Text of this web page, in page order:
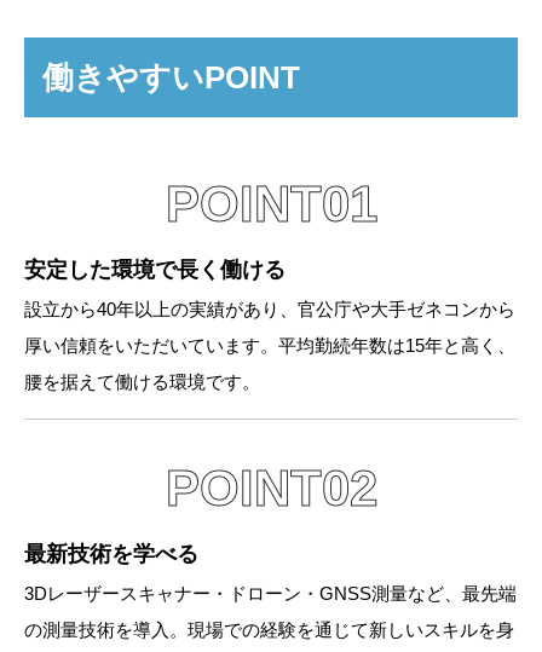
働きやすいPOINT
POINT01
安定した環境で長く働ける
設立から40年以上の実績があり、官公庁や大手ゼネコンから
厚い信頼をいただいています。平均勤続年数は15年と高く、
腰を据えて働ける環境です。
POINT02
最新技術を学べる
3Dレーザースキャナー・ドローン・GNSS測量など、最先端
の測量技術を導入。現場での経験を通じて新しいスキルを身